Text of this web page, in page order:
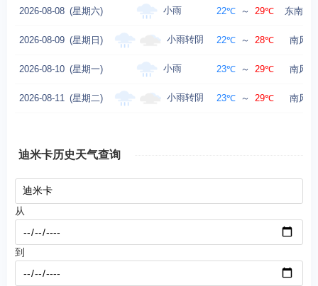
2026-08-08 (星期六) 小雨 22℃ ～ 29℃ 东南风
2026-08-09 (星期日) 小雨转阴 22℃ ～ 28℃ 南风
2026-08-10 (星期一) 小雨 23℃ ～ 29℃ 南风
2026-08-11 (星期二) 小雨转阴 23℃ ～ 29℃ 南风
迪米卡历史天气查询
从
到